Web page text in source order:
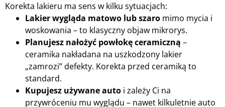
Korekta lakieru ma sens w kilku sytuacjach:
Lakier wygląda matowo lub szaro mimo mycia i
woskowania – to klasyczny objaw mikrorys.
Planujesz nałożyć powłokę ceramiczną –
ceramika nakładana na uszkodzony lakier
„zamrozi” defekty. Korekta przed ceramiką to
standard.
Kupujesz używane auto i zależy Ci na
przywróceniu mu wyglądu – nawet kilkuletnie auto